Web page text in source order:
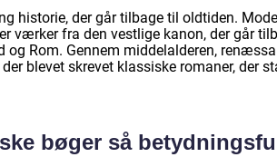
historie, der går tilbage til oldtiden.
værker fra den vestlige kanon, der går
Rom. Gennem middelalderen,
blevet skrevet klassiske romaner, der
bøger så